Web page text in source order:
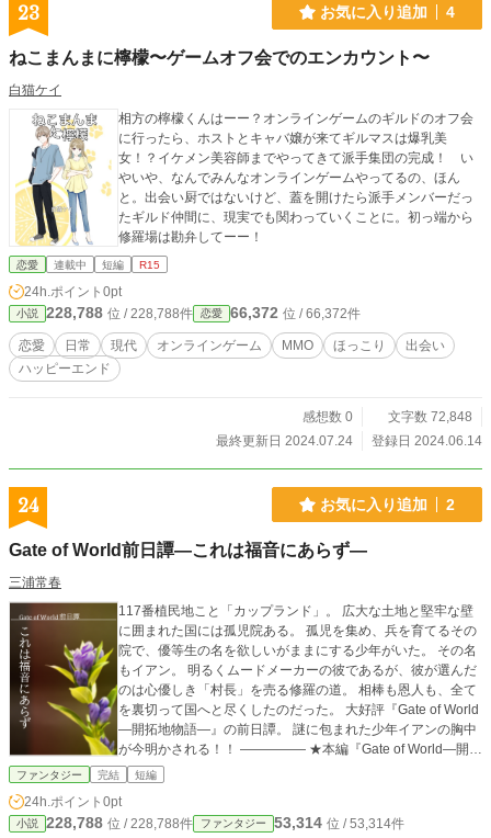
23 お気に入り追加 4
ねこまんまに檸檬〜ゲームオフ会でのエンカウント〜
白猫ケイ
相方の檸檬くんはーー？オンラインゲームのギルドのオフ会
に行ったら、ホストとキャバ嬢が来てギルマスは爆乳美
女！？イケメン美容師までやってきて派手集団の完成！ い
やいや、なんでみんなオンラインゲームやってるの、ほん
と。出会い厨ではないけど、蓋を開けたら派手メンバーだっ
たギルド仲間に、現実でも関わっていくことに。初っ端から
修羅場は勘弁してーー！
恋愛 連載中 短編 R15
24h.ポイント 0pt
小説 228,788 位 / 228,788件 恋愛 66,372 位 / 66,372件
恋愛 日常 現代 オンラインゲーム MMO ほっこり
出会い
ハッピーエンド
感想数 0
文字数 72,848
最終更新日 2024.07.24
登録日 2024.06.14
24 お気に入り追加 2
Gate of World前日譚―これは福音にあらず―
三浦常春
117番植民地こと「カップランド」。 広大な土地と堅牢な壁
に囲まれた国には孤児院ある。 孤児を集め、兵を育てるその
院で、優等生の名を欲しいがままにする少年がいた。 その名
もイアン。 明るくムードメーカーの彼であるが、彼が選んだ
のは心優しき「村長」を売る修羅の道。 相棒も恩人も、全て
を裏切って国へと尽くしたのだった。 大好評『Gate of World
―開拓地物語―』の前日譚。 謎に包まれた少年イアンの胸中
が今明かされる！！ ――――― ★本編『Gate of World―開拓
地物語―』はこちら！！ https://www.alphapolis.co.jp/novel/9
ます。
ファンタジー 完結 短編
24h.ポイント 0pt
小説 228,788 位 / 228,788件 ファンタジー 53,314 位 / 53,314件